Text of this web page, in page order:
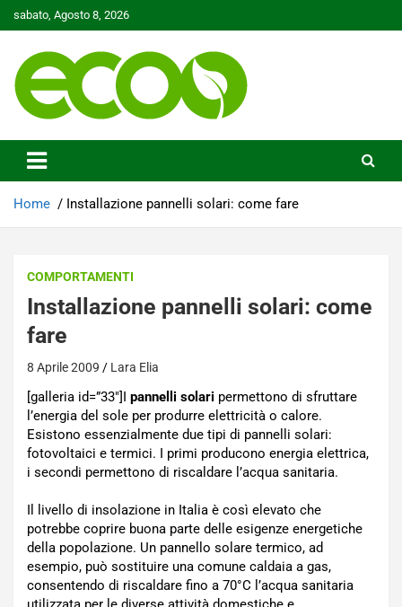
to
sabato, Agosto 8, 2026
Ecoo.it
Home Installazione pannelli solari: come fare
COMPORTAMENTI
Installazione pannelli solari: come
fare
8 Aprile 2009 Lara Elia
[galleria id=”33″]I pannelli solari permettono di sfruttare
l’energia del sole per produrre elettricità o calore.
Esistono essenzialmente due tipi di pannelli solari:
fotovoltaici e termici. I primi producono energia elettrica,
i secondi permettono di riscaldare l’acqua sanitaria.
Il livello di insolazione in Italia è così elevato che
potrebbe coprire buona parte delle esigenze energetiche
della popolazione. Un pannello solare termico, ad
esempio, può sostituire una comune caldaia a gas,
consentendo di riscaldare fino a 70°C l’acqua sanitaria